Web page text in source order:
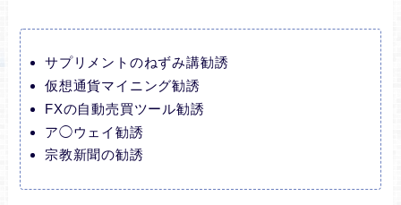
サプリメントのねずみ講勧誘
仮想通貨マイニング勧誘
FXの自動売買ツール勧誘
ア◯ウェイ勧誘
宗教新聞の勧誘